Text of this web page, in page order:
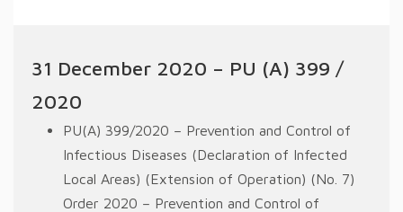
31 December 2020 – PU (A) 399 /
2020
PU(A) 399/2020 – Prevention and Control of
Infectious Diseases (Declaration of Infected
Local Areas) (Extension of Operation) (No. 7)
Order 2020 – Prevention and Control of